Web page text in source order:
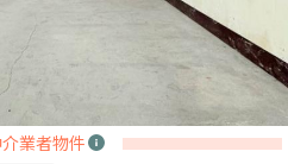
業者物件